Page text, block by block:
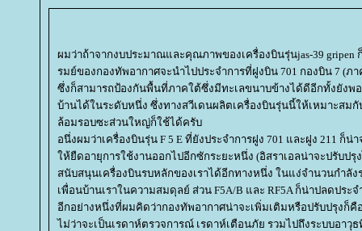
ผมว่าถ้าจากงบประมาณและคุณภาพของเครื่องบินรุ่นjas-39 gripen
รมย์ของกองทัพอากาศจะนำไปประจำการที่ฝูงบิน 701 กองบิน 7 (ภา
ซึ่งก็สามารถป้องกันพื้นที่ภาคใต้ซึ่งมีทะเลขนาบข้างได้ดีอีกทั้งยังพ
บ้านได้ในระดับหนึ่ง ซึ่งทางสวีเดนผลิตเครื่องบินรุ่นนี้ให้เหมาะสมกั
ล้อมรอบซะส่วนใหญ่ก็ใช้ได้ครับ
อนึ่งผมว่าเครื่องบินรุ่น F 5 E ที่ยังประจำการฝูง 701 และฝูง 211 ก็น่
ห้ยืดอายุการใช้งานออกไปอีกซักระยะหนึ่ง (อิสราเอลน่าจะปรับปรุ
สนับสนุนเครื่องบินรบหลักของเราได้อีกทางหนึ่ง ในแง่จำนวนกำลั
เพื่อนบ้านเราในความสมดุลย์ ส่วน F5A/B และ RF5A ก็น่าปลดประจ
อีกอย่างหนึ่งที่ผมคิดว่ากองทัพอากาศน่าจะเพิ่มเติมหรือปรับปรุงก็คื
ไม่ว่าจะเป็นเรดาห์ตรวจการณ์ เรดาห์เตือนภัย รวมไปถึงระบบอาวุ